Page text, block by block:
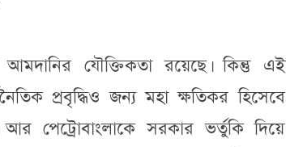
যৌক্তিকতা রয়েছে। কিন্তু এই
প্রবৃদ্ধিও জন্য মহা ক্ষতিকর হিসেবে
পেট্রোবাংলাকে সরকার ভর্তুকি দিয়ে